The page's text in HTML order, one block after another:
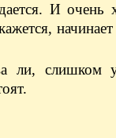
И очень
ли, слишком